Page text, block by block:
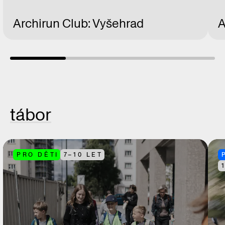
Archirun Club: Vyšehrad
tábor
PRO DĚTI 7–10 LET